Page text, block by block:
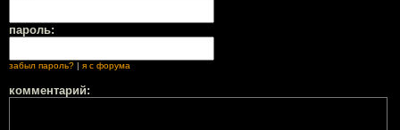
пароль:
забыл пароль? | я с форума
комментарий: